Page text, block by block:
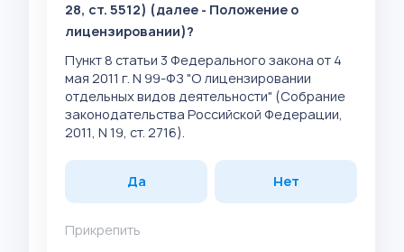
28, ст. 5512) (далее - Положение о
лицензировании)?
Пункт 8 статьи 3 Федерального закона от 4
мая 2011 г. N 99-ФЗ "О лицензировании
отдельных видов деятельности" (Собрание
законодательства Российской Федерации,
2011, N 19, ст. 2716).
Да Нет
Прикрепить